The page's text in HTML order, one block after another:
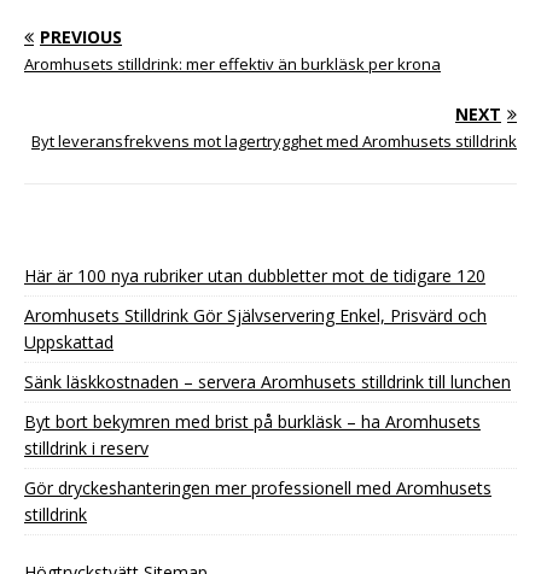
PREVIOUS
Aromhusets stilldrink: mer effektiv än burkläsk per krona
NEXT
Byt leveransfrekvens mot lagertrygghet med Aromhusets stilldrink
Här är 100 nya rubriker utan dubbletter mot de tidigare 120
Aromhusets Stilldrink Gör Självservering Enkel, Prisvärd och
Uppskattad
Sänk läskkostnaden – servera Aromhusets stilldrink till lunchen
Byt bort bekymren med brist på burkläsk – ha Aromhusets
stilldrink i reserv
Gör dryckeshanteringen mer professionell med Aromhusets
stilldrink